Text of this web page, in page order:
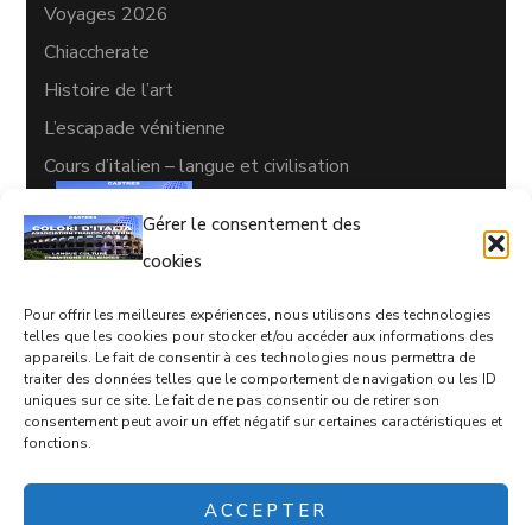
Gérer le consentement des
cookies
Pour offrir les meilleures expériences, nous utilisons des technologies
telles que les cookies pour stocker et/ou accéder aux informations des
appareils. Le fait de consentir à ces technologies nous permettra de
traiter des données telles que le comportement de navigation ou les ID
uniques sur ce site. Le fait de ne pas consentir ou de retirer son
consentement peut avoir un effet négatif sur certaines caractéristiques et
fonctions.
ACCEPTER
Voyages 2026
Chiaccherate
Histoire de l’art
L’escapade vénitienne
Cours d’italien – langue et civilisation
CONTACTS
05 63 35 77 08
coloriditalia@orange.fr
17 rue d'Empare, Castres, 81100